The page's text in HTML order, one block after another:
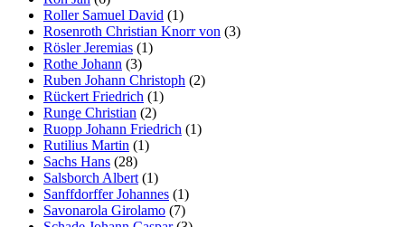
Roller Samuel David (1)
Rosenroth Christian Knorr von (3)
Rösler Jeremias (1)
Rothe Johann (3)
Ruben Johann Christoph (2)
Rückert Friedrich (1)
Runge Christian (2)
Ruopp Johann Friedrich (1)
Rutilius Martin (1)
Sachs Hans (28)
Salsborch Albert (1)
Sanffdorffer Johannes (1)
Savonarola Girolamo (7)